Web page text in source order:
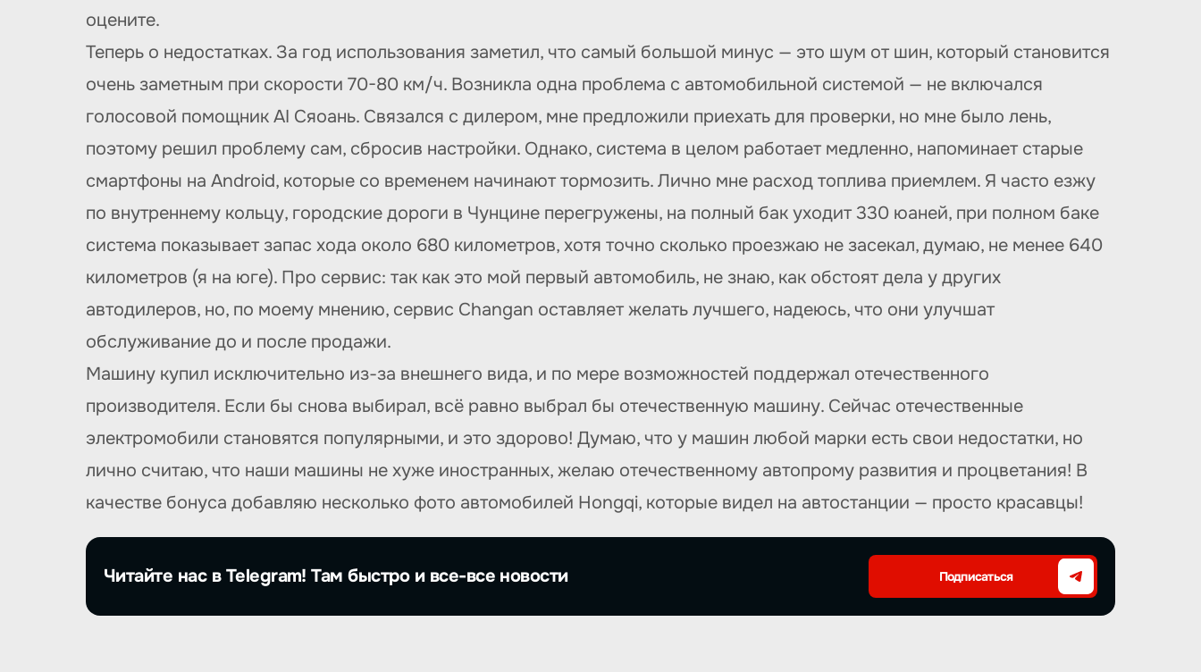
оцените.
Теперь о недостатках. За год использования заметил, что самый большой минус — это шум от шин, который становится
очень заметным при скорости 70-80 км/ч. Возникла одна проблема с автомобильной системой — не включался
голосовой помощник AI Сяоань. Связался с дилером, мне предложили приехать для проверки, но мне было лень,
поэтому решил проблему сам, сбросив настройки. Однако, система в целом работает медленно, напоминает старые
смартфоны на Android, которые со временем начинают тормозить. Лично мне расход топлива приемлем. Я часто езжу
по внутреннему кольцу, городские дороги в Чунцине перегружены, на полный бак уходит 330 юаней, при полном баке
система показывает запас хода около 680 километров, хотя точно сколько проезжаю не засекал, думаю, не менее 640
километров (я на юге). Про сервис: так как это мой первый автомобиль, не знаю, как обстоят дела у других
автодилеров, но, по моему мнению, сервис Changan оставляет желать лучшего, надеюсь, что они улучшат
обслуживание до и после продажи.
Машину купил исключительно из-за внешнего вида, и по мере возможностей поддержал отечественного
производителя. Если бы снова выбирал, всё равно выбрал бы отечественную машину. Сейчас отечественные
электромобили становятся популярными, и это здорово! Думаю, что у машин любой марки есть свои недостатки, но
лично считаю, что наши машины не хуже иностранных, желаю отечественному автопрому развития и процветания! В
качестве бонуса добавляю несколько фото автомобилей Hongqi, которые видел на автостанции — просто красавцы!
Читайте нас в Telegram! Там быстро и все-все новости Подписаться